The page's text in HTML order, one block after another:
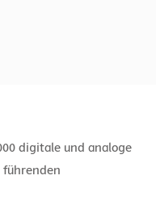
digitale und analoge
führenden